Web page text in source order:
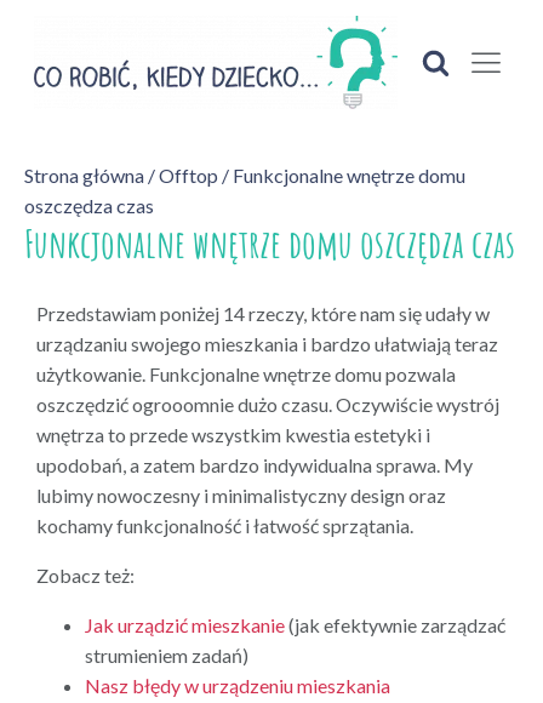
Strona główna /Offtop / Funkcjonalne wnętrze domu
oszczędza czas
Funkcjonalne wnętrze domu oszczędza czas
Przedstawiam poniżej 14 rzeczy, które nam się udały w
urządzaniu swojego mieszkania i bardzo ułatwiają teraz
użytkowanie. Funkcjonalne wnętrze domu pozwala
oszczędzić ogrooomnie dużo czasu. Oczywiście wystrój
wnętrza to przede wszystkim kwestia estetyki i
upodobań, a zatem bardzo indywidualna sprawa. My
lubimy nowoczesny i minimalistyczny design oraz
kochamy funkcjonalność i łatwość sprzątania.
Zobacz też:
Jak urządzić mieszkanie(jak efektywnie zarządzać
strumieniem zadań)
Nasz błędy w urządzeniu mieszkania